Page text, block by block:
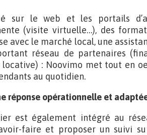
sur le web et les portails
(visite virtuelle…), des
avec le marché local, une
réseau de partenaires
: Noovimo met tout en
au quotidien.
réponse opérationnelle et
est également intégré au
faire et proposer un suivi